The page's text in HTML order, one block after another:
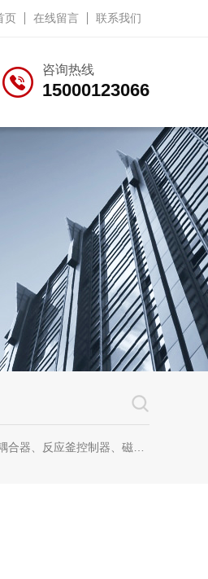
页 在线留言 联系我们
咨询热线
15000123066
器、磁力耦合器、螺纹磁力耦合器